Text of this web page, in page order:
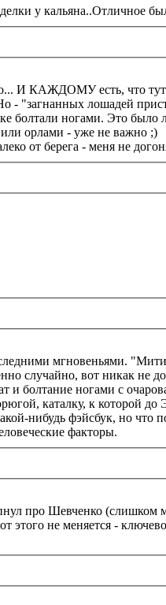
у кальяна..Отличное
И КАЖДОМУ есть, что
И я один знаю, ЧЕГО мне
болтали ногами. Это
орлами - уже не важно ;)
от берега - меня не
мгновеньями.
случайно, вот никак не
и болтание ногами с
каталку, к которой до
нибудь фэйсбук, но что
факторы.
про Шевченко
не меняется -